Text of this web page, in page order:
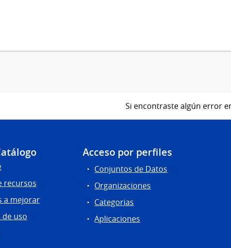
Si encontraste algún error
recursos
a mejorar
uso
Acceso por perfiles
Conjuntos de Datos
Organizaciones
Categorias
Aplicaciones